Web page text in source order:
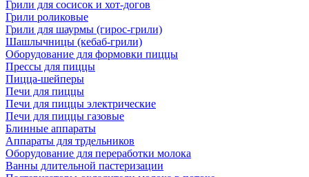
Грили для сосисок и хот-догов
Грили роликовые
Грили для шаурмы (гирос-грили)
Шашлычницы (кебаб-грили)
Оборудование для формовки пиццы
Прессы для пиццы
Пицца-шейперы
Печи для пиццы
Печи для пиццы электрические
Печи для пиццы газовые
Блинные аппараты
Аппараты для трдельников
Оборудование для переработки молока
Ванны длительной пастеризации